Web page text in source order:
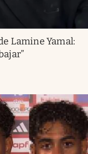
Lamine Yamal: